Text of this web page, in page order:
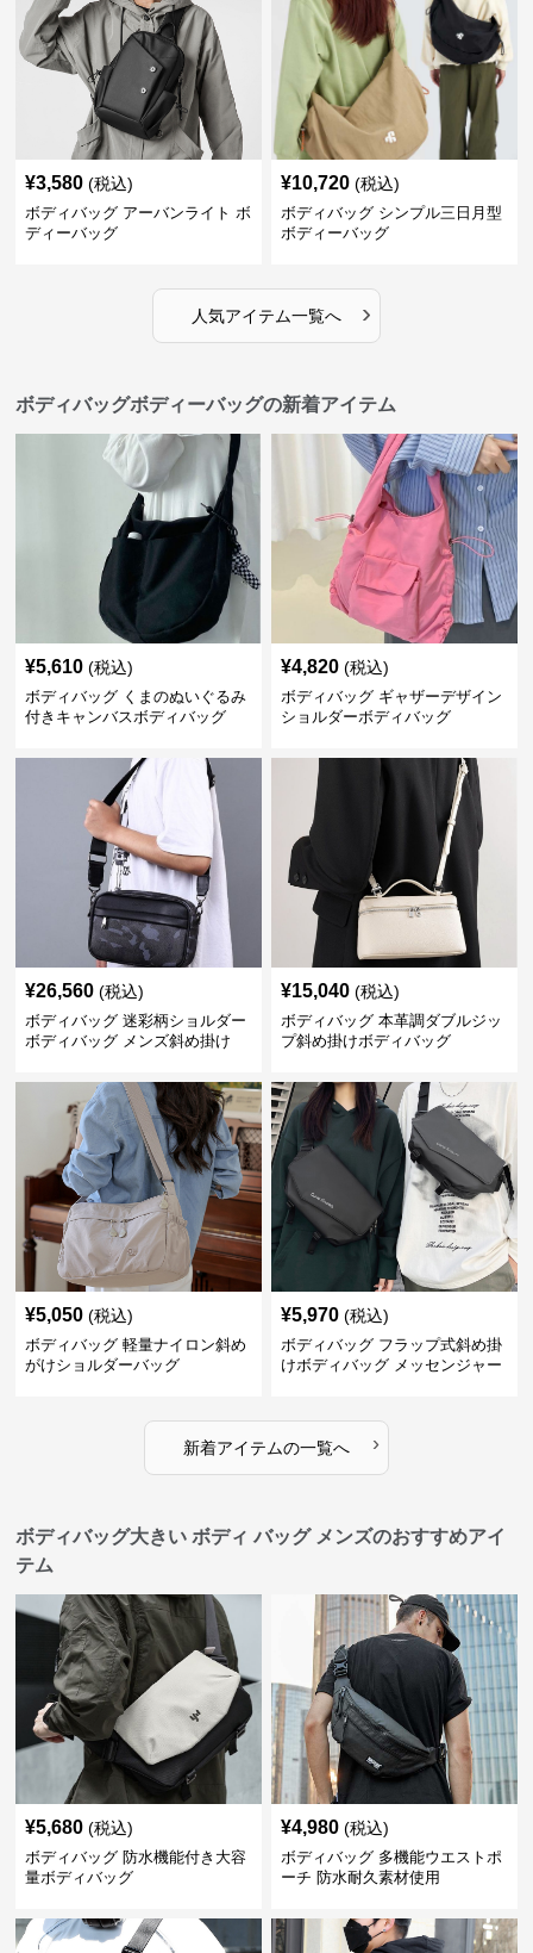
¥3,580 (税込)
ボディバッグ アーバンライト ボ
ディーバッグ
¥10,720 (税込)
ボディバッグ シンプル三日月型
ボディーバッグ
人気アイテム一覧へ ›
ボディバッグボディーバッグの新着アイテム
¥5,610 (税込)
ボディバッグ くまのぬいぐるみ
付きキャンバスボディバッグ
¥4,820 (税込)
ボディバッグ ギャザーデザイン
ショルダーボディバッグ
¥26,560 (税込)
ボディバッグ 迷彩柄ショルダー
ボディバッグ メンズ斜め掛け
¥15,040 (税込)
ボディバッグ 本革調ダブルジッ
プ斜め掛けボディバッグ
¥5,050 (税込)
ボディバッグ 軽量ナイロン斜め
がけショルダーバッグ
¥5,970 (税込)
ボディバッグ フラップ式斜め掛
けボディバッグ メッセンジャー
新着アイテムの一覧へ ›
ボディバッグ大きい ボディ バッグ メンズのおすすめアイ
テム
¥5,680 (税込)
ボディバッグ 防水機能付き大容
量ボディバッグ
¥4,980 (税込)
ボディバッグ 多機能ウエストポ
ーチ 防水耐久素材使用